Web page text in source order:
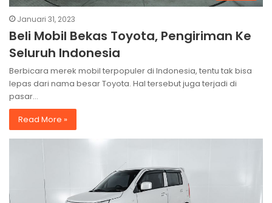
Januari 31, 2023
Beli Mobil Bekas Toyota, Pengiriman Ke
Seluruh Indonesia
Berbicara merek mobil terpopuler di Indonesia, tentu tak bisa
lepas dari nama besar Toyota. Hal tersebut juga terjadi di
pasar…
Read More »